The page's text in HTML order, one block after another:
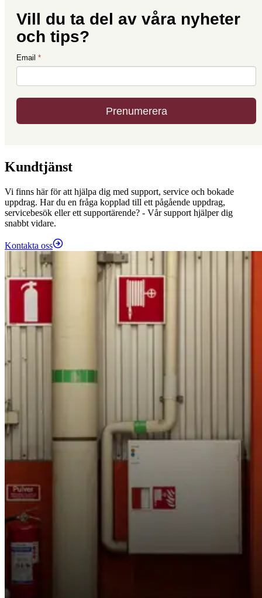
Kundtjänst
Vi finns här för att hjälpa dig med support, service och bokade
uppdrag. Har du en fråga kopplad till ett pågående uppdrag,
servicebesök eller ett supportärende? - Vår support hjälper dig
snabbt vidare.
Kontakta oss